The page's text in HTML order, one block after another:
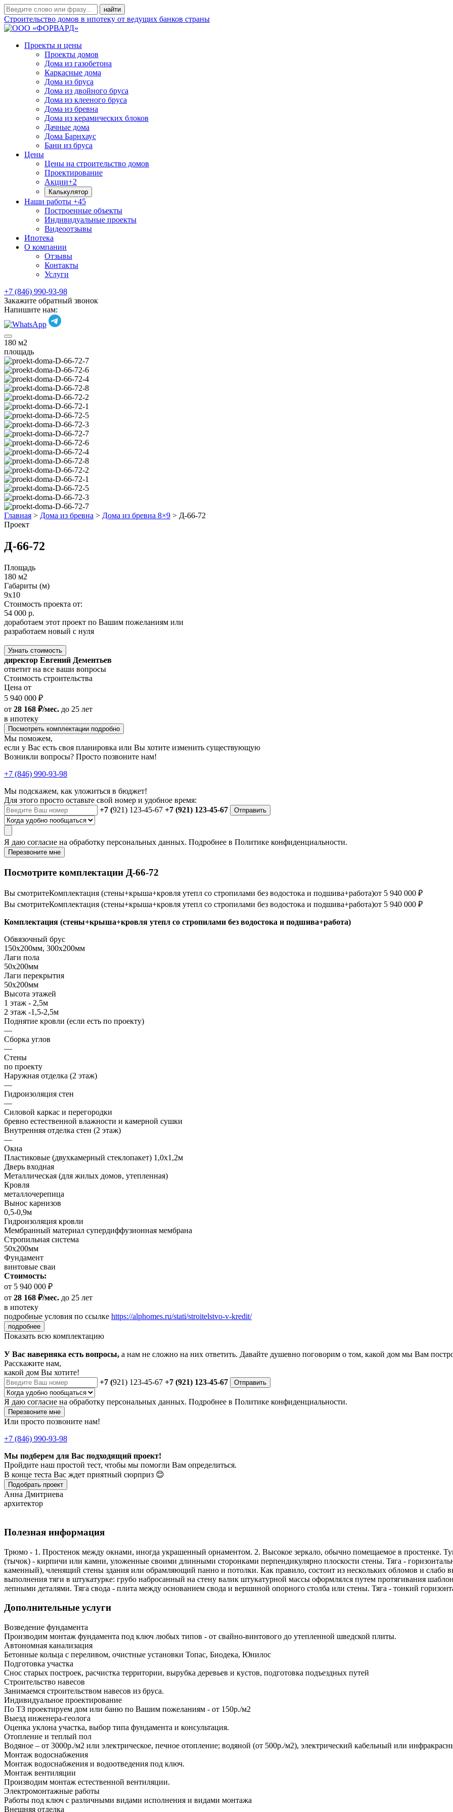
Строительство домов в ипотеку от ведущих банков страны
Проекты и цены
Проекты домов
Дома из газобетона
Каркасные дома
Дома из бруса
Дома из двойного бруса
Дома из клееного бруса
Дома из бревна
Дома из керамических блоков
Дачные дома
Дома Барнхаус
Бани из бруса
Цены
Цены на строительство домов
Проектирование
Акции+2
Калькулятор
Наши работы +45
Построенные объекты
Индивидуальные проекты
Видеоотзывы
Ипотека
О компании
Отзывы
Контакты
Услуги
+7 (846) 990-93-98
Закажите обратный звонок
Напишите нам:
180 м2
площадь
Главная > Дома из бревна > Дома из бревна 8×9 > Д-66-72
Проект
Д-66-72
Площадь
180 м2
Габариты (м)
9x10
Стоимость проекта от:
54 000 р.
доработаем этот проект по Вашим пожеланиям или
разработаем новый с нуля
Узнать стоимость
директор Евгений Дементьев
ответит на все ваши вопросы
Стоимость строительства
Цена от
5 940 000 ₽
от 28 168 ₽/мес. до 25 лет
в ипотеку
Посмотреть комплектации подробно
Мы поможем,
если у Вас есть своя планировка или Вы хотите изменить существующую
Возникли вопросы? Просто позвоните нам!
+7 (846) 990-93-98
Мы подскажем, как уложиться в бюджет!
Для этого просто оставьте свой номер и удобное время:
+7 (921) 123-45-67 +7 (921) 123-45-67 Отправить
Я даю согласие на обработку персональных данных. Подробнее в Политике конфиденциальности.
Перезвоните мне
Посмотрите комплектации Д-66-72
Вы смотритеКомплектация (стены+крыша+кровля утепл со стропилами без водостока и подшива+работа)от 5 940 000 ₽
Вы смотритеКомплектация (стены+крыша+кровля утепл со стропилами без водостока и подшива+работа)от 5 940 000 ₽
Комплектация (стены+крыша+кровля утепл со стропилами без водостока и подшива+работа)
Обвязочный брус
150х200мм, 300х200мм
Лаги пола
50х200мм
Лаги перекрытия
50х200мм
Высота этажей
1 этаж - 2,5м
2 этаж -1,5-2,5м
Поднятие кровли (если есть по проекту)
—
Сборка углов
—
Стены
по проекту
Наружная отделка (2 этаж)
—
Гидроизоляция стен
—
Силовой каркас и перегородки
бревно естественной влажности и камерной сушки
Внутренняя отделка стен (2 этаж)
—
Окна
Пластиковые (двухкамерный стеклопакет) 1,0х1,2м
Дверь входная
Металлическая (для жилых домов, утепленная)
Кровля
металлочерепица
Вынос карнизов
0,5-0,9м
Гидроизоляция кровли
Мембранный материал супердиффузионная мембрана
Стропильная система
50х200мм
Фундамент
винтовые сваи
Стоимость:
от 5 940 000 ₽
от 28 168 ₽/мес. до 25 лет
в ипотеку
подробные условия по ссылке https://alphomes.ru/stati/stroitelstvo-v-kredit/
подробнее
Показать всю комплектацию
У Вас наверняка есть вопросы, а нам не сложно на них ответить. Давайте душевно поговорим о том, какой дом мы Вам
Расскажите нам,
какой дом Вы хотите!
+7 (921) 123-45-67 +7 (921) 123-45-67 Отправить
Я даю согласие на обработку персональных данных. Подробнее в Политике конфиденциальности.
Перезвоните мне
Или просто позвоните нам!
+7 (846) 990-93-98
Мы подберем для Вас подходящий проект!
Пройдите наш простой тест, чтобы мы помогли Вам определиться.
В конце теста Вас ждет приятный сюрприз 😊
Подобрать проект
Анна Дмитриева
архитектор
Полезная информация
Трюмо - 1. Простенок между окнами, иногда украшенный орнаментом. 2. Высокое зеркало, обычно помещаемое в простенке.
(тычок) - кирпичи или камни, уложенные своими длинными сторонками перпендикулярно плоскости стены. Тяга -
каменный), членящий стены здания или обрам­ляющий панно и потолки. Как правило, состоит из нескольких обломов и слабо
выполнения тяги в штукатурке: грубо набросанный на стену валик штукатурной массы оформлялся путем протягивания
лепными деталями. Тяга свода - плита между основанием свода и вершиной опорного столба или стены. Тяга - тонкий
Дополнительные услуги
Возведение фундамента
Производим монтаж фундамента под ключ любых типов - от свайно-винтового до утепленной шведской плиты.
Автономная канализация
Бетонные кольца с переливом, очистные установки Топас, Биодека, Юнилос
Подготовка участка
Снос старых построек, расчистка территории, вырубка деревьев и кустов, подготовка подъездных путей
Строительство навесов
Занимаемся строительством навесов из бруса.
Индивидуальное проектирование
По ТЗ проектируем дом или баню по Вашим пожеланиям - от 150р./м2
Выезд инженера-геолога
Оценка уклона участка, выбор типа фундамента и консультация.
Отопление и теплый пол
Водяное – от 3000р./м2 или электрическое, печное отопление; водяной (от 500р./м2), электрический кабельный или
Монтаж водоснабжения
Монтаж водоснабжения и водоотведения под ключ.
Монтаж вентиляции
Производим монтаж естественной вентиляции.
Электромонтажные работы
Работы под ключ с различными видами исполнения и видами монтажа
Внешняя отделка